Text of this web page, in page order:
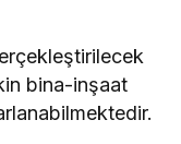
bina-inşaat